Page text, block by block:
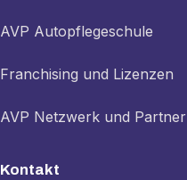
AVP Autopflegeschule
Franchising und Lizenzen
AVP Netzwerk und Partner
Kontakt